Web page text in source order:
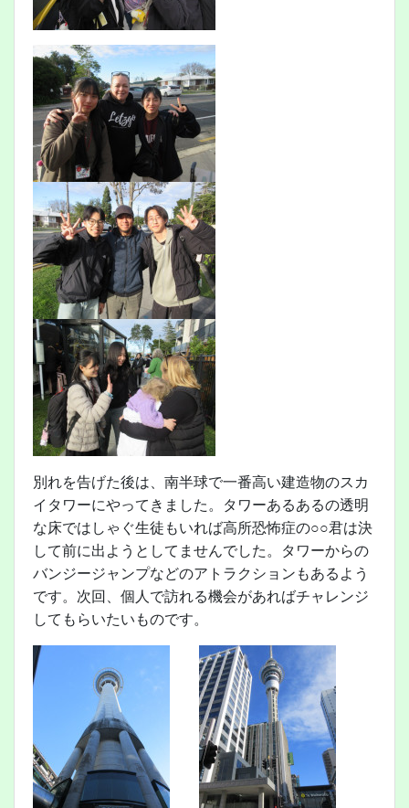
別れを告げた後は、南半球で一番高い建造物のスカ
イタワーにやってきました。タワーあるあるの透明
な床ではしゃぐ生徒もいれば高所恐怖症の○○君は決
して前に出ようとしてませんでした。タワーからの
バンジージャンプなどのアトラクションもあるよう
です。次回、個人で訪れる機会があればチャレンジ
してもらいたいものです。